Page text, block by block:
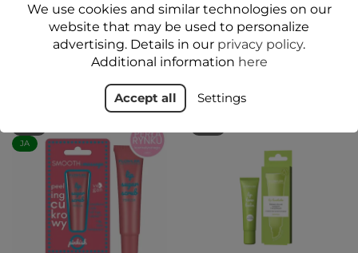
Add to cart
12,49 zł
Add to cart
JA
We use cookies and similar technologies on our
website that may be used to personalize
advertising. Details in our privacy policy.
Additional information here
Accept all Settings